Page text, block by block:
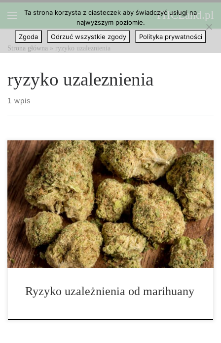
Przejdź do treści THCLand.pl
Strona główna » ryzyko uzaleznienia
ryzyko uzaleznienia
1 wpis
Ze względu na to, że legalizacja marihuany zyskuje popularność na
całym świecie, wiele osób nadal zastanawia się, czy marihuana
uzależnia? Debatę tę można znaleźć w mediach
społecznościowych, dyskusjach legislacyjnych oraz raportach
mediowych. Termin „uzależnienie” ma bogatą historię, często
definiowaną jako […]
Ryzyko uzależnienia od marihuany
Ta strona korzysta z ciasteczek aby świadczyć usługi na
najwyższym poziomie.
Zgoda
Odrzuć wszystkie zgody Polityka prywatności